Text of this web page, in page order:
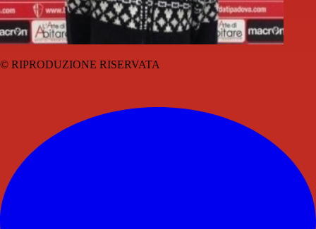
© RIPRODUZIONE RISERVATA